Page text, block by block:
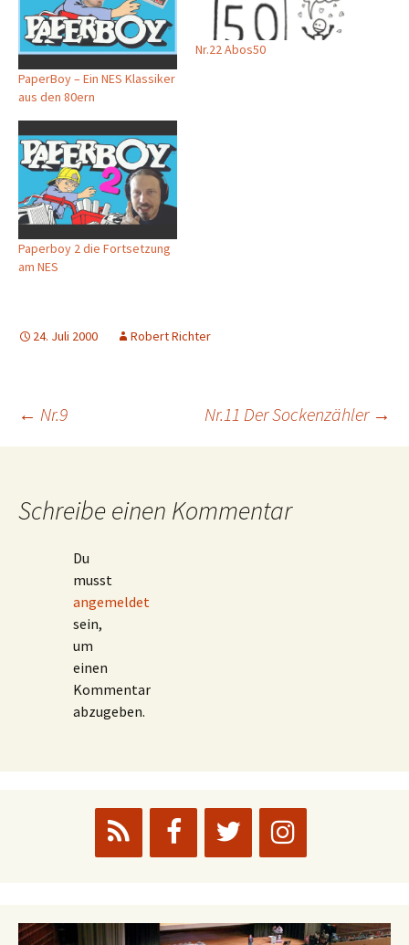
PaperBoy – Ein NES Klassiker
aus den 80ern
Nr.22 Abos50
Paperboy 2 die Fortsetzung
am NES
24. Juli 2000 Robert Richter
Beitragsnavigation
← Nr.9 Nr.11 Der Sockenzähler →
Schreibe einen Kommentar
Du
musst
angemeldet
sein,
um
einen
Kommentar
abzugeben.